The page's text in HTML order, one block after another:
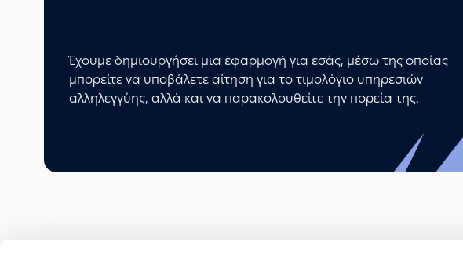
Έχουμε δημιουργήσει μια εφαρμογή για εσάς, μέσω της οποίας
μπορείτε να υποβάλετε αίτηση για το τιμολόγιο υπηρεσιών
αλληλεγγύης, αλλά και να παρακολουθείτε την πορεία της.